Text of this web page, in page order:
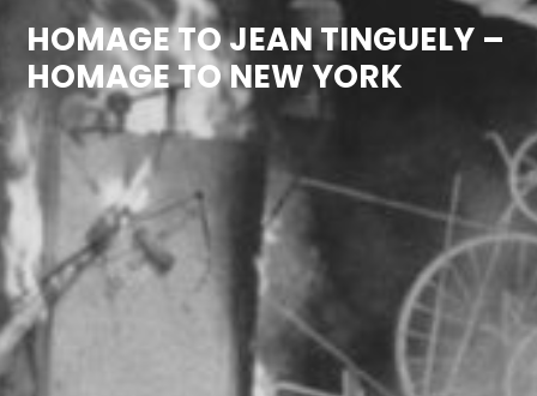
HOMAGE TO JEAN TINGUELY –
HOMAGE TO NEW YORK